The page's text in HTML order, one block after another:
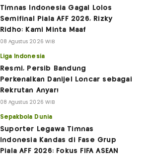
Timnas Indonesia Gagal Lolos
Semifinal Piala AFF 2026, Rizky
Ridho: Kami Minta Maaf
08 Agustus 2026 WIB
Liga Indonesia
Resmi, Persib Bandung
Perkenalkan Danijel Loncar sebagai
Rekrutan Anyar!
08 Agustus 2026 WIB
Sepakbola Dunia
Suporter Legawa Timnas
Indonesia Kandas di Fase Grup
Piala AFF 2026: Fokus FIFA ASEAN